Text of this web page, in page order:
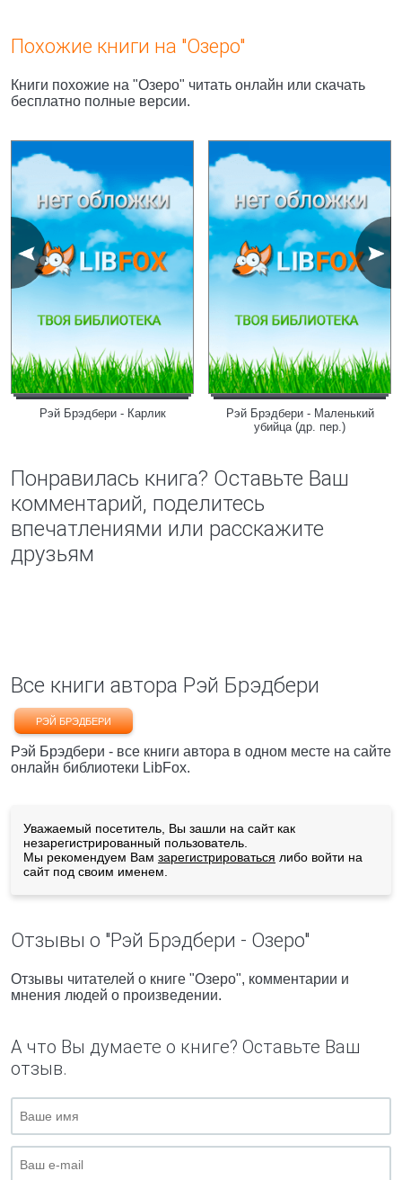
Похожие книги на "Озеро"
Книги похожие на "Озеро" читать онлайн или скачать
бесплатно полные версии.
Рэй Брэдбери - Карлик
Рэй Брэдбери - Маленький
убийца (др. пер.)
Понравилась книга? Оставьте Ваш
комментарий, поделитесь
впечатлениями или расскажите
друзьям
Все книги автора Рэй Брэдбери
РЭЙ БРЭДБЕРИ
Рэй Брэдбери - все книги автора в одном месте на сайте
онлайн библиотеки LibFox.
Уважаемый посетитель, Вы зашли на сайт как
незарегистрированный пользователь.
Мы рекомендуем Вам зарегистрироваться либо войти на
сайт под своим именем.
Отзывы о "Рэй Брэдбери - Озеро"
Отзывы читателей о книге "Озеро", комментарии и
мнения людей о произведении.
А что Вы думаете о книге? Оставьте Ваш
отзыв.